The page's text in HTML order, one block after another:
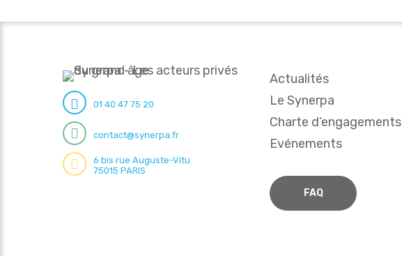
01 40 47 75 20
contact@synerpa.fr
6 bis rue Auguste-Vitu
75015 PARIS
Actualités
Le Synerpa
Charte d’engagements
Evénements
FAQ